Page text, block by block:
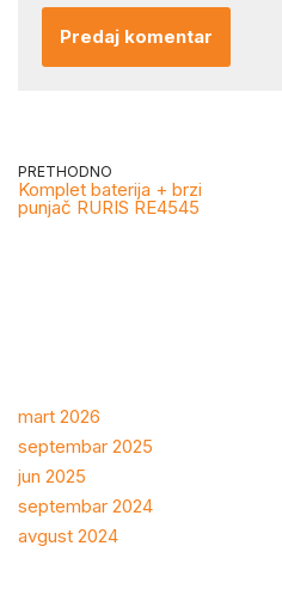
PRETHODNO
Komplet baterija + brzi
punjač RURIS RE4545
mart 2026
septembar 2025
jun 2025
septembar 2024
avgust 2024